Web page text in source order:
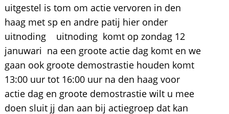
uitgestel is tom om actie vervoren in den
haag met sp en andre patij hier onder
uitnoding uitnoding komt op zondag 12
januwari na een groote actie dag komt en we
gaan ook groote demostrastie houden komt
13:00 uur tot 16:00 uur na den haag voor
actie dag en groote demostrastie wilt u mee
doen sluit jj dan aan bij actiegroep dat kan